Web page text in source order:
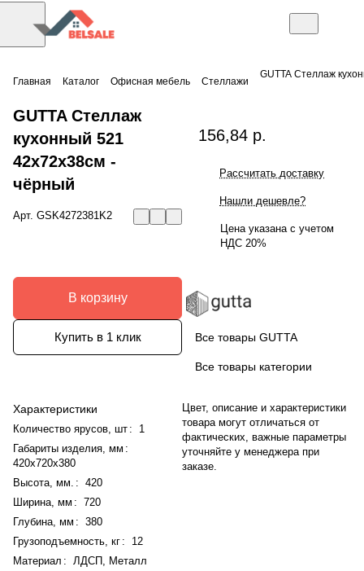
Главная Каталог Офисная мебель Стеллажи
GUTTA Стеллаж
GUTTA Стеллаж
кухонный 521
42х72х38см -
чёрный
Арт. GSK4272381K2
В корзину
Купить в 1 клик
Характеристики
Количество ярусов, шт :
1
Габариты изделия, мм :
420x720x380
Высота, мм. : 420
Ширина, мм : 720
Глубина, мм : 380
Грузоподъемность, кг :
12
Материал :
ЛДСП, Металл
156,84 р.
Рассчитать доставку
Нашли дешевле?
Цена указана с учетом
НДС 20%
Все товары GUTTA
Все товары категории
Цвет, описание и характеристики
товара могут отличаться от
фактических, важные параметры
уточняйте у менеджера при
заказе.